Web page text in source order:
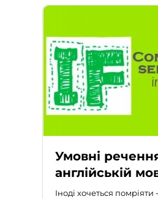
Умовні
англійській
Іноді хочеться помріяти